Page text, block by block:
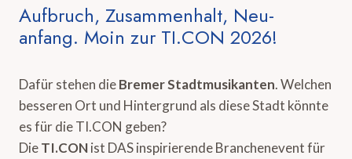
Aufbruch, Zusammenhalt, Neu-
anfang. Moin zur TI.CON 2026!
Dafür stehen dieBremer Stadtmusikanten. Welchen
besseren Ort und Hintergrund als diese Stadt könnte
es für die TI.CON geben?
DieTI.CONist DAS inspirierende Branchenevent für